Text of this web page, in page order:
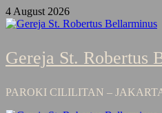
Skip
to
4 August 2026
Gereja St. Robertus
PAROKI CILILITAN –